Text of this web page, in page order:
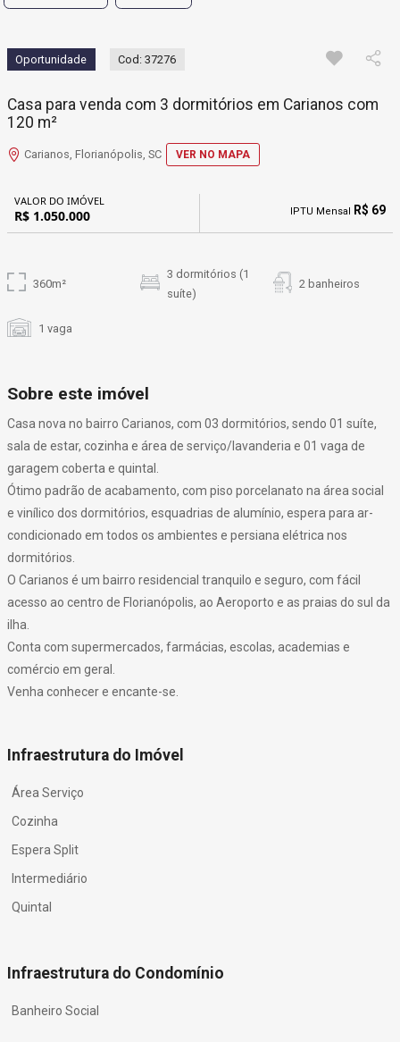
Oportunidade Cod: 37276
Casa para venda com 3 dormitórios em Carianos com
120 m²
Carianos, Florianópolis, SC VER NO MAPA
VALOR DO IMÓVEL
R$ 1.050.000 IPTU Mensal R$ 69
360m²
3 dormitórios (1
suíte)
2 banheiros
1 vaga
Sobre este imóvel
Casa nova no bairro Carianos, com 03 dormitórios, sendo 01 suíte,
sala de estar, cozinha e área de serviço/lavanderia e 01 vaga de
garagem coberta e quintal.
Ótimo padrão de acabamento, com piso porcelanato na área social
e vinílico dos dormitórios, esquadrias de alumínio, espera para ar-
condicionado em todos os ambientes e persiana elétrica nos
dormitórios.
O Carianos é um bairro residencial tranquilo e seguro, com fácil
acesso ao centro de Florianópolis, ao Aeroporto e as praias do sul da
ilha.
Conta com supermercados, farmácias, escolas, academias e
comércio em geral.
Venha conhecer e encante-se.
Infraestrutura do Imóvel
Área Serviço
Cozinha
Espera Split
Intermediário
Quintal
Infraestrutura do Condomínio
Banheiro Social